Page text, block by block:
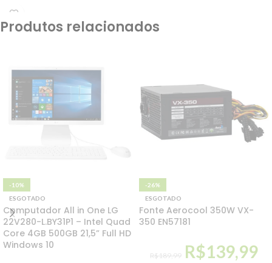
Ssd Best Memory Highlander
Series 480gb, Leit. 535 Mb/s,
Produtos relacionados
-10%
ESGOTADO
Computador All in One LG
22V280-L.BY31P1 – Intel Quad
Core 4GB 500GB 21,5” Full HD
Windows 10
-26%
ESGOTADO
Fonte Aerocool 350W VX-
350 EN57181
R$189,99 R$139,99